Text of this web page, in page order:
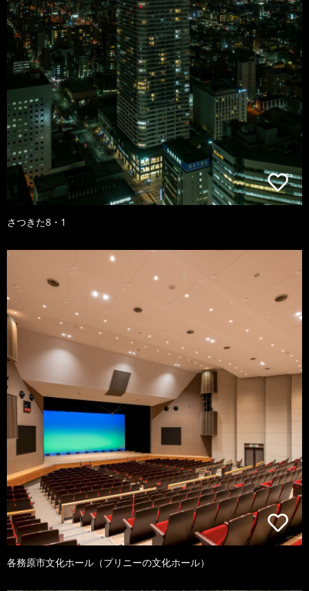
さつきた8・1
各務原市文化ホール（プリニーの文化ホール）